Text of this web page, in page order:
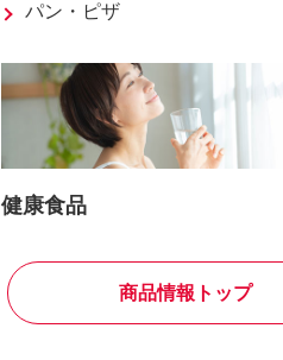
パン・ピザ
健康食品
商品情報トップ